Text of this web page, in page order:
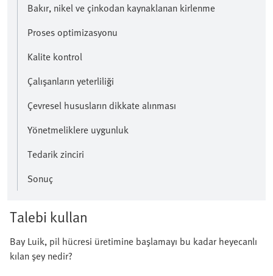
Bakır, nikel ve çinkodan kaynaklanan kirlenme
Proses optimizasyonu
Kalite kontrol
Çalışanların yeterliliği
Çevresel hususların dikkate alınması
Yönetmeliklere uygunluk
Tedarik zinciri
Sonuç
Talebi kullan
Bay Luik, pil hücresi üretimine başlamayı bu kadar heyecanlı
kılan şey nedir?